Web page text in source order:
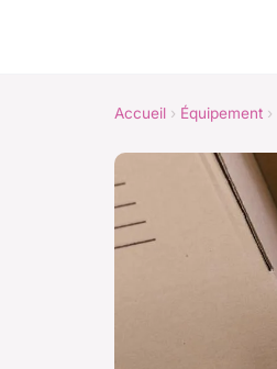
Accueil › Équipement ›